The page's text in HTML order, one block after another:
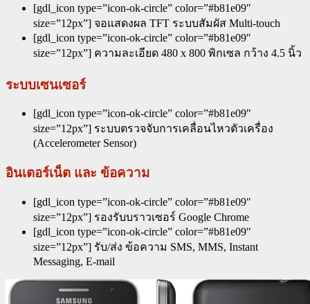
[gdl_icon type=”icon-ok-circle” color=”#b81e09″
size=”12px”] จอแสดงผล TFT ระบบสัมผัส Multi-touch
[gdl_icon type=”icon-ok-circle” color=”#b81e09″
size=”12px”] ความละเอียด 480 x 800 พิกเซล กว้าง 4.5 นิ้ว
ระบบเซนเซอร์
[gdl_icon type=”icon-ok-circle” color=”#b81e09″
size=”12px”] ระบบตรวจจับการเคลื่อนไหวตัวเครื่อง
(Accelerometer Sensor)
อินเตอร์เน็ต และ ข้อความ
[gdl_icon type=”icon-ok-circle” color=”#b81e09″
size=”12px”] รองรับบราวเซอร์ Google Chrome
[gdl_icon type=”icon-ok-circle” color=”#b81e09″
size=”12px”] รับ/ส่ง ข้อความ SMS, MMS, Instant
Messaging, E-mail